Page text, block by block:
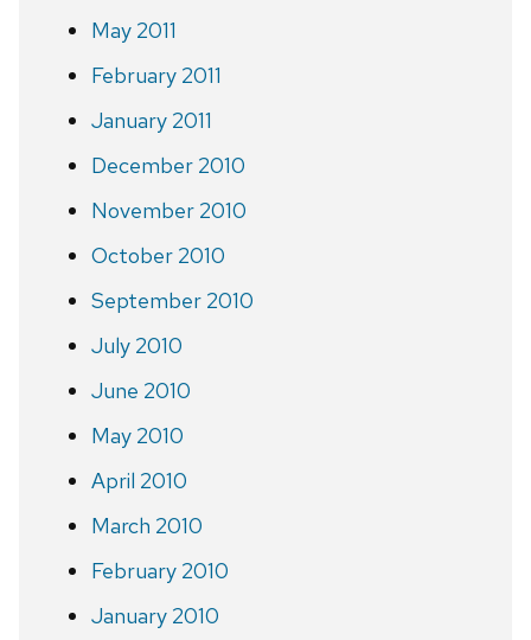
May 2011
February 2011
January 2011
December 2010
November 2010
October 2010
September 2010
July 2010
June 2010
May 2010
April 2010
March 2010
February 2010
January 2010